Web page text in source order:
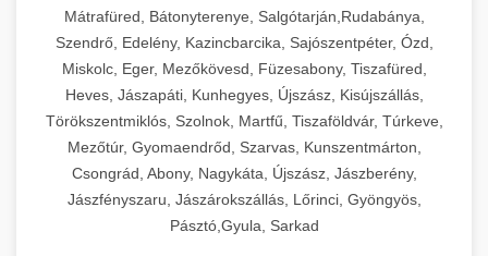
Mátrafüred, Bátonyterenye, Salgótarján,Rudabánya,
Szendrő, Edelény, Kazincbarcika, Sajószentpéter, Ózd,
Miskolc, Eger, Mezőkövesd, Füzesabony, Tiszafüred,
Heves, Jászapáti, Kunhegyes, Újszász, Kisújszállás,
Törökszentmiklós, Szolnok, Martfű, Tiszaföldvár, Túrkeve,
Mezőtúr, Gyomaendrőd, Szarvas, Kunszentmárton,
Csongrád, Abony, Nagykáta, Újszász, Jászberény,
Jászfényszaru, Jászárokszállás, Lőrinci, Gyöngyös,
Pásztó,Gyula, Sarkad